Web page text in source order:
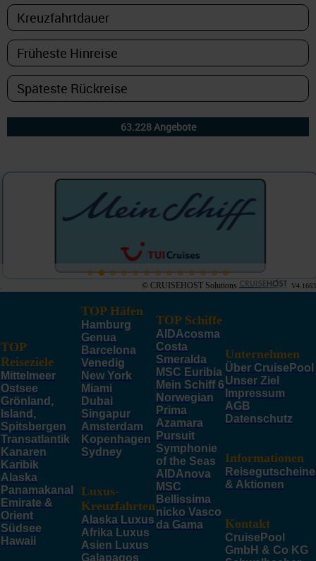
© CRUISEHOST Solutions V4.1663
TOP
Reiseziele
Mittelmeer
Ostsee
Grönland,
Island,
Spitsbergen
Transatlantik
Kanaren
Karibik
Alaska
Panamakanal
Emirate &
Orient
Südsee
Hawaii
TOP Häfen
Hamburg
Genua
Barcelona
Venedig
New York
Miami
Dubai
Singapur
Amsterdam
Kopenhagen
Sydney
Luxus-
Kreuzfahrten
Alaska Luxus
Afrika Luxus
Asien Luxus
Galapagos
TOP Schiffe
AIDAcosma
Costa
Smeralda
MSC Euribia
Mein Schiff 6
Norwegian
Prima
Azamara
Pursuit
Symphonie
of the Seas
AIDAnova
MSC
Bellissima
nicko Vasco
da Gama
Unternehmen
Über CruisePool
Unser Ziel
Impressum
AGB
Datenschutz
Informationen
Reisegutscheine
& Aktionen
Kontakt
CruisePool
GmbH & Co KG